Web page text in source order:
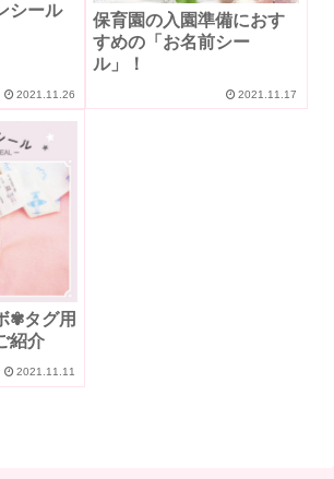
シール
2021.11.26
保育園の入園準備におす
すめの「お名前シー
ル」！
2021.11.17
✾タグ用
紹介
2021.11.11